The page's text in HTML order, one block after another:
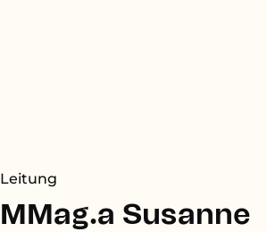
Leitung
MMag.a Susanne